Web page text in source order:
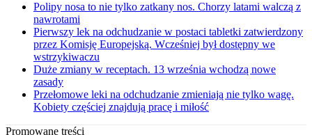
Polipy nosa to nie tylko zatkany nos. Chorzy latami walczą z
nawrotami
Pierwszy lek na odchudzanie w postaci tabletki zatwierdzony
przez Komisję Europejską. Wcześniej był dostępny we
wstrzykiwaczu
Duże zmiany w receptach. 13 września wchodzą nowe
zasady
Przełomowe leki na odchudzanie zmieniają nie tylko wagę.
Kobiety częściej znajdują pracę i miłość
Promowane treści